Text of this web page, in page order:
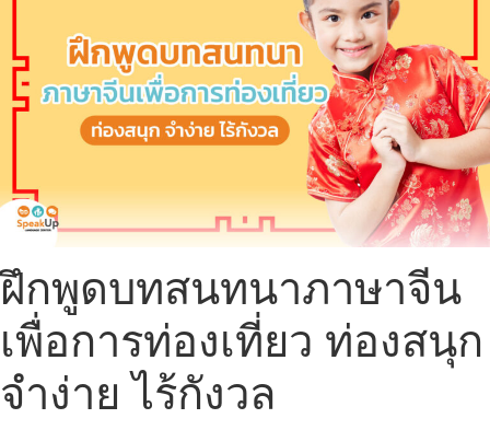
ฝึกพูดบทสนทนาภาษาจีน
เพื่อการท่องเที่ยว ท่องสนุก
จำง่าย ไร้กังวล